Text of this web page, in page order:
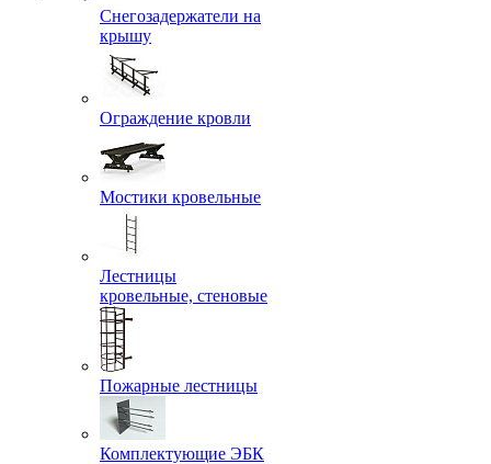
Снегозадержатели на
крышу
Ограждение кровли
Мостики кровельные
Лестницы
кровельные, стеновые
Пожарные лестницы
Комплектующие ЭБК